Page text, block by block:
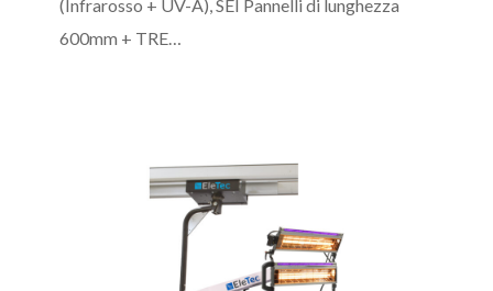
(Infrarosso + UV-A), SEI Pannelli di lunghezza
600mm + TRE…